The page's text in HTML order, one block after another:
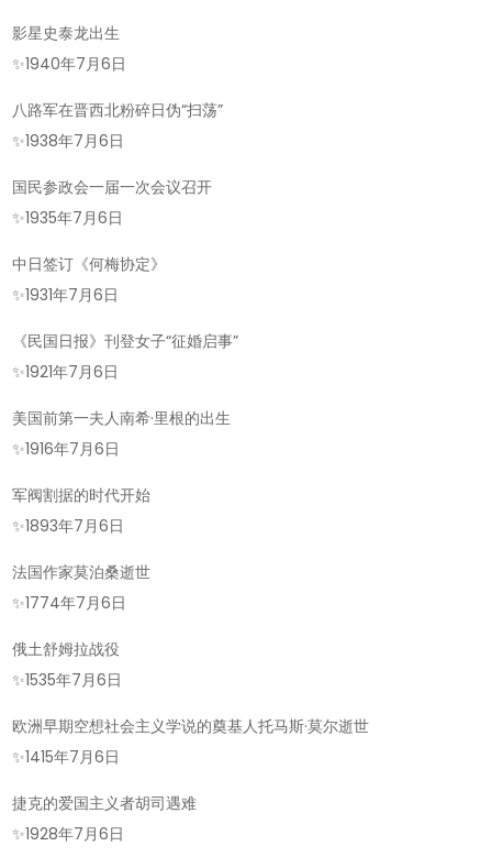
影星史泰龙出生
✨1940年7月6日
八路军在晋西北粉碎日伪“扫荡”
✨1938年7月6日
国民参政会一届一次会议召开
✨1935年7月6日
中日签订《何梅协定》
✨1931年7月6日
《民国日报》刊登女子“征婚启事”
✨1921年7月6日
美国前第一夫人南希·里根的出生
✨1916年7月6日
军阀割据的时代开始
✨1893年7月6日
法国作家莫泊桑逝世
✨1774年7月6日
俄土舒姆拉战役
✨1535年7月6日
欧洲早期空想社会主义学说的奠基人托马斯·莫尔逝世
✨1415年7月6日
捷克的爱国主义者胡司遇难
✨1928年7月6日